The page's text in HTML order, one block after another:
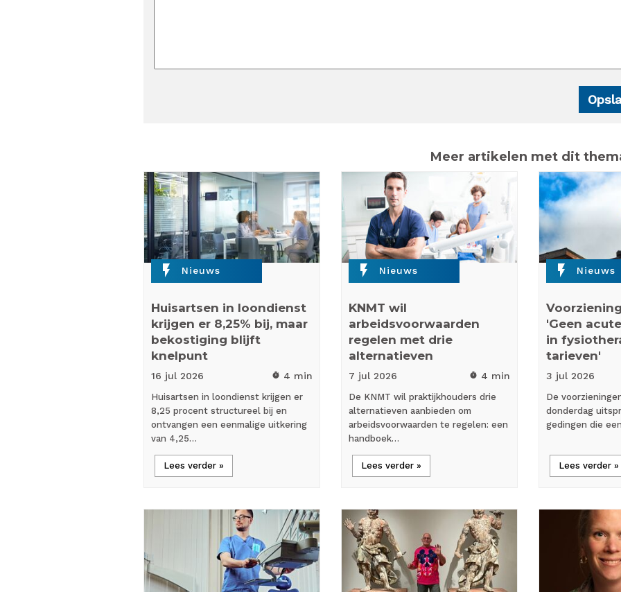
Meer artikelen met dit
flash_on Nieuws
Huisartsen in loondienst
krijgen er 8,25% bij, maar
bekostiging blijft
knelpunt
16 jul 2026 timer 4 min
Huisartsen in loondienst krijgen er
8,25 procent structureel bij en
ontvangen een eenmalige uitkering
van 4,25…
Lees verder »
flash_on Nieuws
KNMT wil
arbeidsvoorwaarden
regelen met drie
alternatieven
7 jul 2026 timer 4 min
De KNMT wil praktijkhouders drie
alternatieven aanbieden om
arbeidsvoorwaarden te regelen: een
handboek…
Lees verder »
flash_on Nieuws
'Geen
in
tarieven'
3 jul 2026
De
donderdag
gedingen die
Lees verder »